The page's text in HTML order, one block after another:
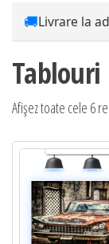
🚚Livrare la
Tablouri
Afișez toate cele 6